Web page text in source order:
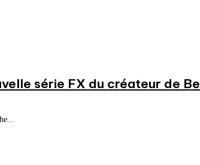
série FX du créateur de